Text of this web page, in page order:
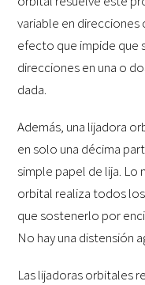
variable en
efecto que impide que
direcciones en una o
dada.
Además, una lijadora
en solo una décima
simple papel de lija. Lo
orbital realiza todos
que sostenerlo por
No hay una distensión
Las lijadoras orbitales